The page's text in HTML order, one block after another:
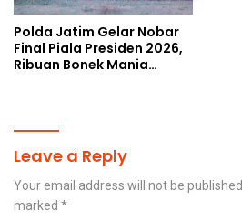
Polda Jatim Gelar Nobar
Final Piala Presiden 2026,
Ribuan Bonek Mania
Leave a Reply
Your email address will not be published.
marked *